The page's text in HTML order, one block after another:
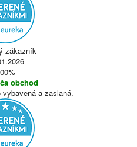
zákazník
obchod
a zaslaná.